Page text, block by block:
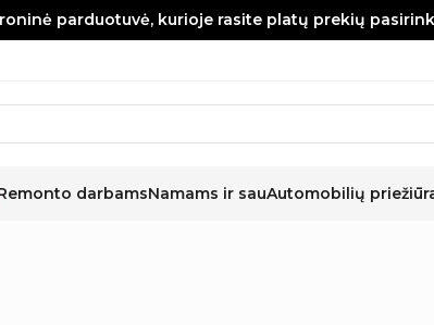
parduotuvė, kurioje rasite platų prekių
darbamsNamams ir sauAutomobilių